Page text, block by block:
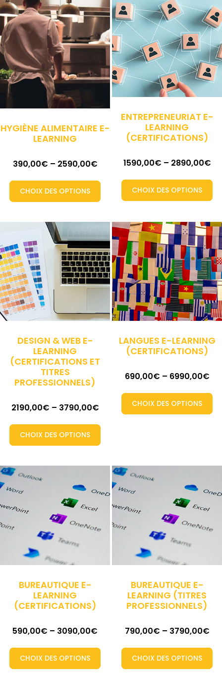
HYGIÈNE ALIMENTAIRE E-
LEARNING
390,00€ – 2590,00€
CHOIX DES OPTIONS
ENTREPRENEURIAT E-
LEARNING
(CERTIFICATIONS)
1590,00€ – 2890,00€
CHOIX DES OPTIONS
DESIGN & WEB E-
LEARNING
(CERTIFICATIONS ET
TITRES
PROFESSIONNELS)
2190,00€ – 3790,00€
CHOIX DES OPTIONS
LANGUES E-LEARNING
(CERTIFICATIONS)
690,00€ – 6990,00€
CHOIX DES OPTIONS
BUREAUTIQUE E-
LEARNING
(CERTIFICATIONS)
590,00€ – 3090,00€
CHOIX DES OPTIONS
BUREAUTIQUE E-
LEARNING (TITRES
PROFESSIONNELS)
790,00€ – 3790,00€
CHOIX DES OPTIONS